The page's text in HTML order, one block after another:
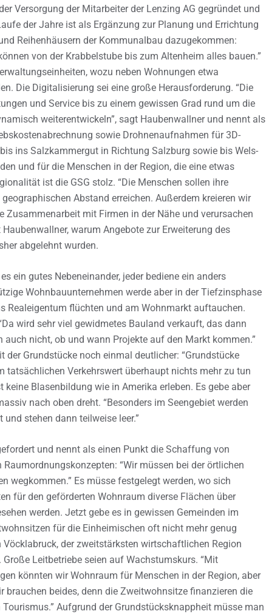
Versorgung der Mitarbeiter der Lenzing AG gegründet und
der Jahre ist als Ergänzung zur Planung und Errichtung
Reihenhäusern der Kommunalbau dazugekommen:
von der Krabbelstube bis zum Altenheim alles bauen.”
wozu neben Wohnungen etwa
Die Digitalisierung sei eine große Herausforderung. “Die
und Service bis zu einem gewissen Grad rund um die
weiterentwickeln”, sagt Haubenwallner und nennt als
sowie Drohnenaufnahmen für 3D-
ins Salzkammergut in Richtung Salzburg sowie bis Wels-
und für die Menschen in der Region, die eine etwas
ist die GSG stolz. “Die Menschen sollen ihre
Abstand erreichen. Außerdem kreieren wir
Zusammenarbeit mit Firmen in der Nähe und verursachen
warum Angebote zur Erweiterung des
abgelehnt wurden.
ein gutes Nebeneinander, jeder bediene ein anders
Wohnbauunternehmen werde aber in der Tiefzinsphase
Realeigentum flüchten und am Wohnmarkt auftauchen.
wird sehr viel gewidmetes Bauland verkauft, das dann
nicht, ob und wann Projekte auf den Markt kommen.”
der Grundstücke noch einmal deutlicher: “Grundstücke
tatsächlichen Verkehrswert überhaupt nichts mehr zu tun
keine Blasenbildung wie in Amerika erleben. Es gebe aber
nach oben dreht. “Besonders im Seengebiet werden
stehen dann teilweise leer.”
und nennt als einen Punkt die Schaffung von
“Wir müssen bei der örtlichen
wegkommen.” Es müsse festgelegt werden, wo sich
für den geförderten Wohnraum diverse Flächen über
werden. Jetzt gebe es in gewissen Gemeinden im
für die Einheimischen oft nicht mehr genug
der zweitstärksten wirtschaftlichen Region
Leitbetriebe seien auf Wachstumskurs. “Mit
könnten wir Wohnraum für Menschen in der Region, aber
beides, denn die Zweitwohnsitze finanzieren die
Aufgrund der Grundstücksknappheit müsse man